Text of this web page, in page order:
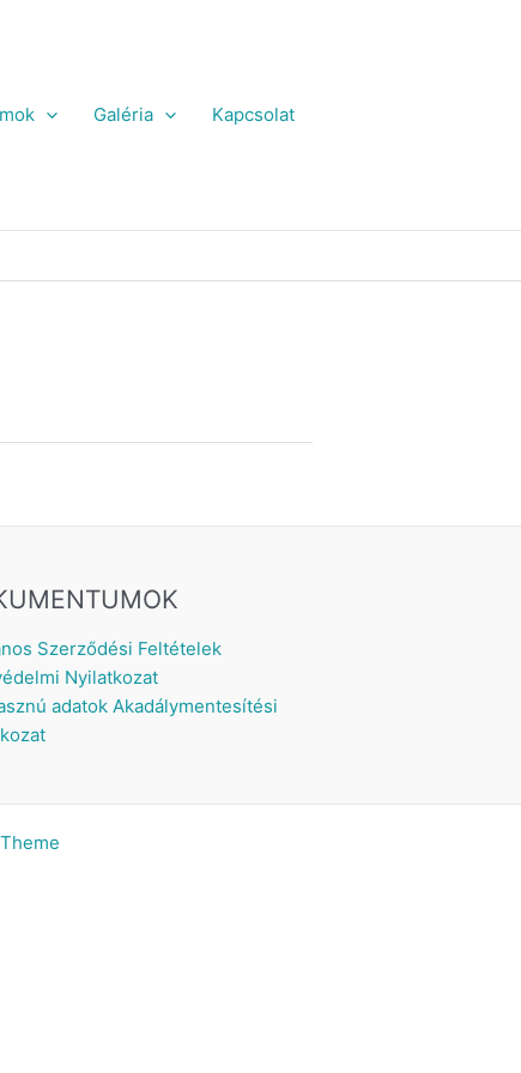
Galéria Kapcsolat
Szerződési Feltételek
Nyilatkozat
adatok Akadálymentesítési